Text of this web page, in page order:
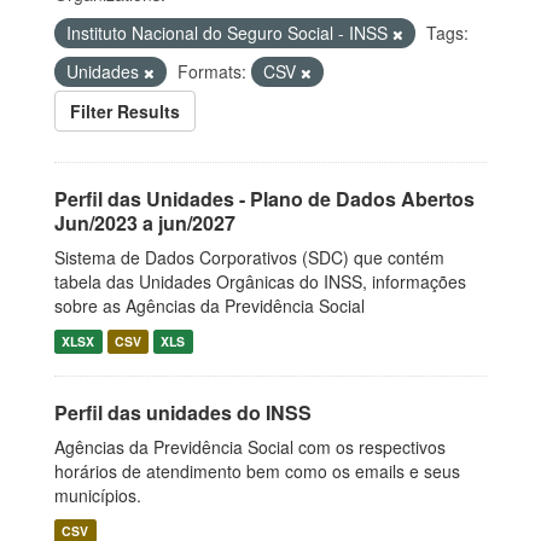
Instituto Nacional do Seguro Social - INSS
Tags:
Unidades
Formats:
CSV
Filter Results
Perfil das Unidades - Plano de Dados Abertos
Jun/2023 a jun/2027
Sistema de Dados Corporativos (SDC) que contém
tabela das Unidades Orgânicas do INSS, informações
sobre as Agências da Previdência Social
XLSX CSV XLS
Perfil das unidades do INSS
Agências da Previdência Social com os respectivos
horários de atendimento bem como os emails e seus
municípios.
CSV